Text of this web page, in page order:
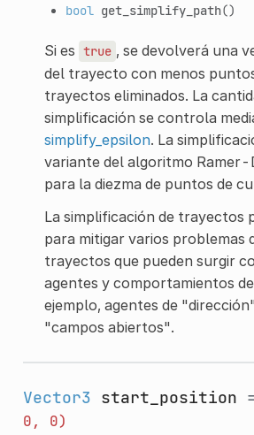
bool get_simplify_path()
Si es true , se devolverá una
del trayecto con menos
trayectos eliminados. La
simplificación se controla
simplify_epsilon. La
variante del algoritmo
para la diezma de puntos de
La simplificación de trayectos
para mitigar varios problemas
trayectos que pueden surgir
agentes y comportamientos
ejemplo, agentes de
"campos abiertos".
Vector3 start_position
0,
0)